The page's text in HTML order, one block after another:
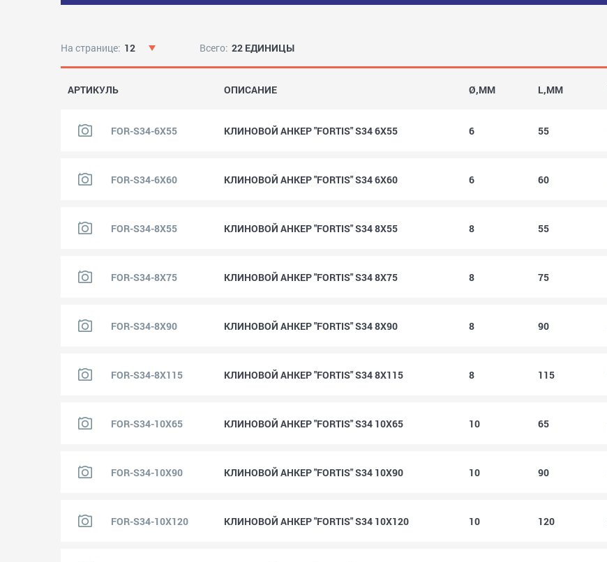
На странице: 12 Всего: 22 ЕДИНИЦЫ
АРТИКУЛЬ ОПИСАНИЕ Ø,MM L,MM
FOR-S34-6X55 КЛИНОВОЙ АНКЕР "FORTIS" S34 6X55 6 55
FOR-S34-6X60 КЛИНОВОЙ АНКЕР "FORTIS" S34 6X60 6 60
FOR-S34-8X55 КЛИНОВОЙ АНКЕР "FORTIS" S34 8X55 8 55
FOR-S34-8X75 КЛИНОВОЙ АНКЕР "FORTIS" S34 8X75 8 75
FOR-S34-8X90 КЛИНОВОЙ АНКЕР "FORTIS" S34 8X90 8 90
FOR-S34-8X115 КЛИНОВОЙ АНКЕР "FORTIS" S34 8X115 8 115
FOR-S34-10X65 КЛИНОВОЙ АНКЕР "FORTIS" S34 10X65 10 65
FOR-S34-10X90 КЛИНОВОЙ АНКЕР "FORTIS" S34 10X90 10 90
FOR-S34-10X120 КЛИНОВОЙ АНКЕР "FORTIS" S34 10X120 10 120